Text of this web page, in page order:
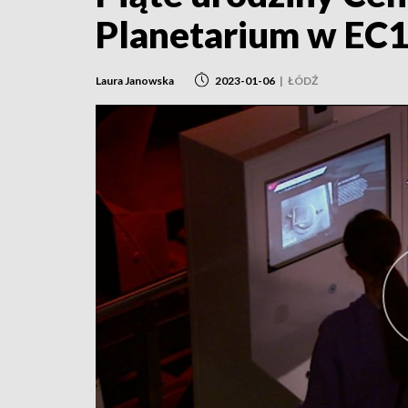
Planetarium w EC1
Laura Janowska 2023-01-06 | ŁÓDŹ